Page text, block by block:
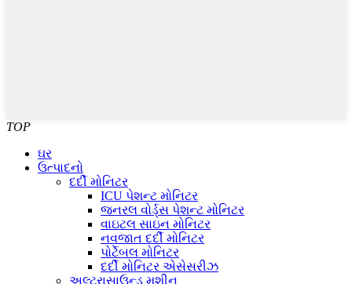
TOP
ઘર
ઉત્પાદનો
દર્દી મોનિટર
ICU પેશન્ટ મોનિટર
જનરલ વોર્ડ્સ પેશન્ટ મોનિટર
વાઇટલ સાઇન મોનિટર
નવજાત દર્દી મોનિટર
પોર્ટેબલ મોનિટર
દર્દી મોનિટર એસેસરીઝ
અલ્ટ્રાસાઉન્ડ મશીન